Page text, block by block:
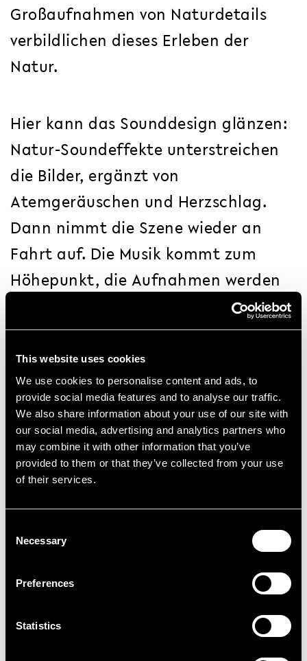
This website uses cookies
We use cookies to personalise content and ads, to
provide social media features and to analyse our traffic.
We also share information about your use of our site with
our social media, advertising and analytics partners who
may combine it with other information that you’ve
provided to them or that they’ve collected from your use
of their services.
Selection
Necessary
Preferences
Statistics
Großaufnahmen von Naturdetails
verbildlichen dieses Erleben der
Natur.
Hier kann das Sounddesign glänzen:
Natur-Soundeffekte unterstreichen
die Bilder, ergänzt von
Atemgeräuschen und Herzschlag.
Dann nimmt die Szene wieder an
Fahrt auf. Die Musik kommt zum
Höhepunkt, die Aufnahmen werden
schnell wieder weiter, totaler. Eine
letzte Drohnenkamerafahrt über
eine beindruckende Ansicht des
Losheimer Stausees bei
Sonnenuntergang bildet den
Hintergrund für die Logoeinblendung
des Festivals.